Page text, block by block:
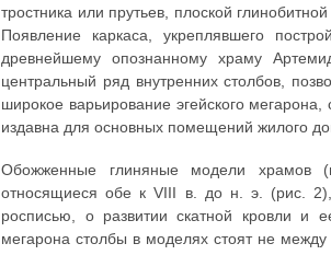
тростника или прутьев, плоской
Появление каркаса, укреплявшего
древнейшему опознанному храму
центральный ряд внутренних столбов,
широкое варьирование эгейского
издавна для основных помещений жилого
Обожженные глиняные модели храмов
относящиеся обе к VIII в. до н. э. (рис.
росписью, о развитии скатной кровли и
мегарона столбы в моделях стоят не